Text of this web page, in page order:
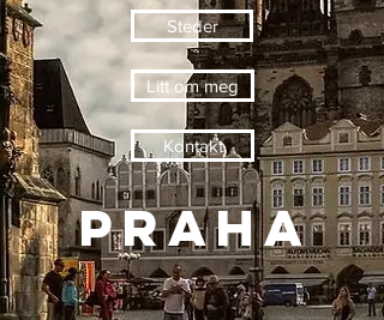
PRAHA
Steder
Litt om meg
Kontakt